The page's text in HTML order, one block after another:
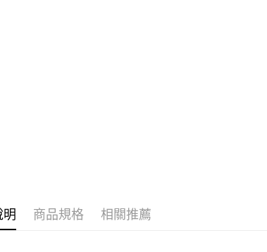
明 商品規格 相關推薦